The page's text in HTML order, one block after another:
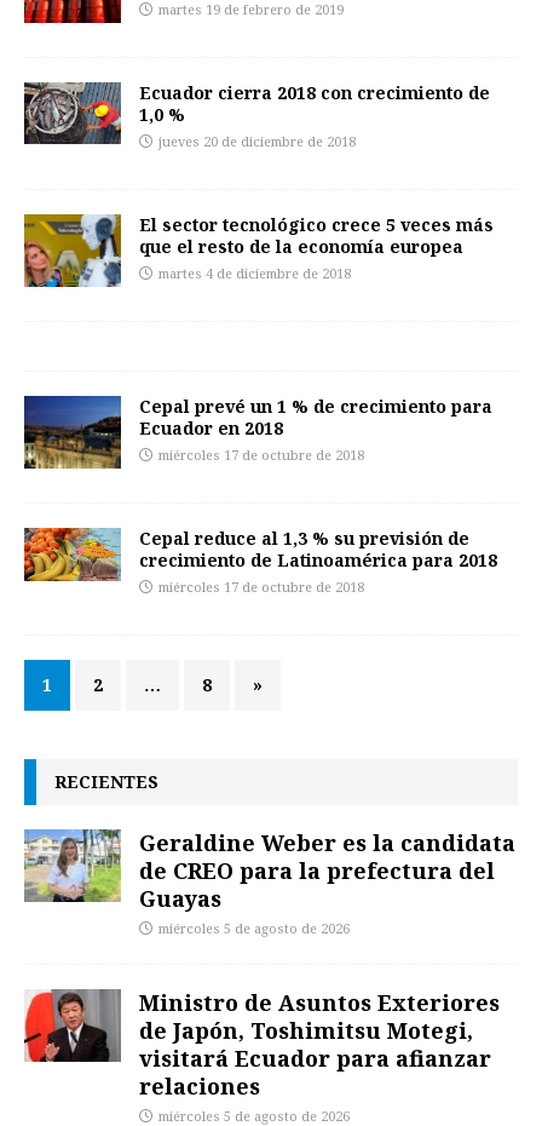
martes 19 de febrero de 2019
Ecuador cierra 2018 con crecimiento de
1,0 %
jueves 20 de diciembre de 2018
El sector tecnológico crece 5 veces más
que el resto de la economía europea
martes 4 de diciembre de 2018
Cepal prevé un 1 % de crecimiento para
Ecuador en 2018
miércoles 17 de octubre de 2018
Cepal reduce al 1,3 % su previsión de
crecimiento de Latinoamérica para 2018
miércoles 17 de octubre de 2018
1 2 … 8 »
RECIENTES
Geraldine Weber es la candidata
de CREO para la prefectura del
Guayas
miércoles 5 de agosto de 2026
Ministro de Asuntos Exteriores
de Japón, Toshimitsu Motegi,
visitará Ecuador para afianzar
relaciones
miércoles 5 de agosto de 2026